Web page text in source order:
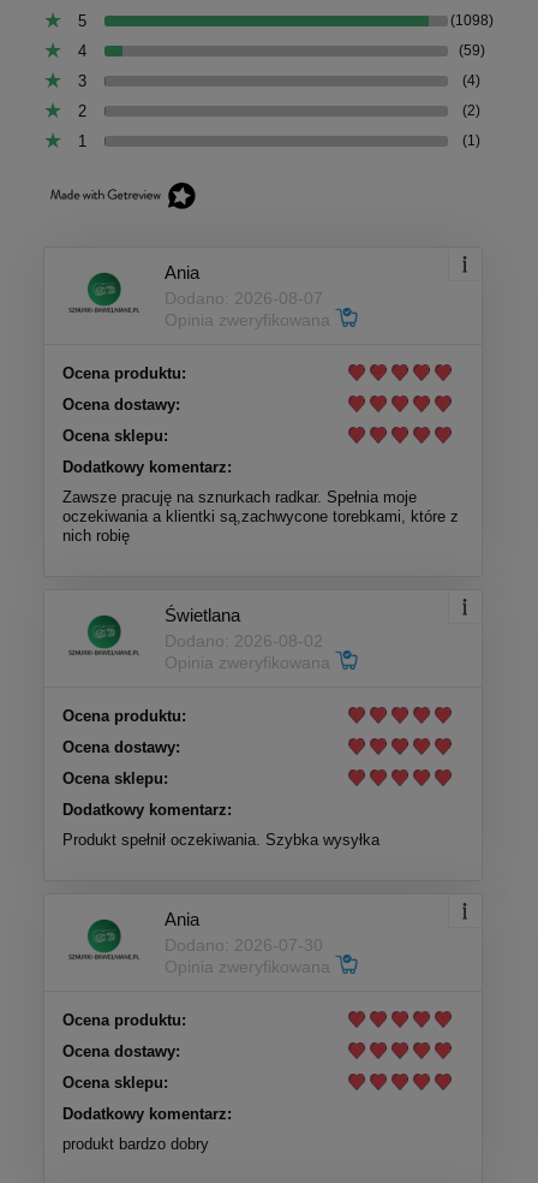
5 (1098)
4 (59)
3 (4)
2 (2)
1 (1)
Ania
Dodano: 2026-08-07
Opinia zweryfikowana
Ocena produktu:
Ocena dostawy:
Ocena sklepu:
Dodatkowy komentarz:
Zawsze pracuję na sznurkach radkar. Spełnia moje
oczekiwania a klientki są,zachwycone torebkami, które z
nich robię
Świetlana
Dodano: 2026-08-02
Opinia zweryfikowana
Ocena produktu:
Ocena dostawy:
Ocena sklepu:
Dodatkowy komentarz:
Produkt spełnił oczekiwania. Szybka wysyłka
Ania
Dodano: 2026-07-30
Opinia zweryfikowana
Ocena produktu:
Ocena dostawy:
Ocena sklepu:
Dodatkowy komentarz:
produkt bardzo dobry